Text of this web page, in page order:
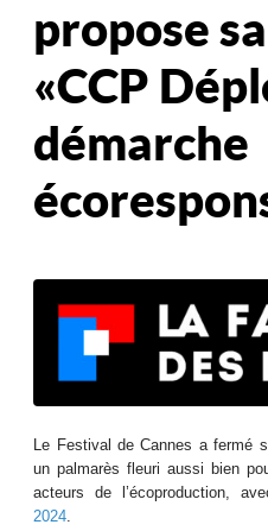
propose
« CCP
démarche
Le Festival de Cannes a fermé
un palmarès fleuri aussi bien
acteurs de l’écoproduction,
2024.